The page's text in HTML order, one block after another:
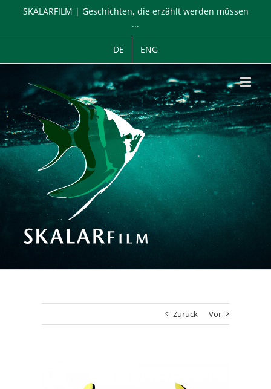
SKALARFILM | Geschichten, die erzählt werden müssen
...
DE ENG
Zurück Vor